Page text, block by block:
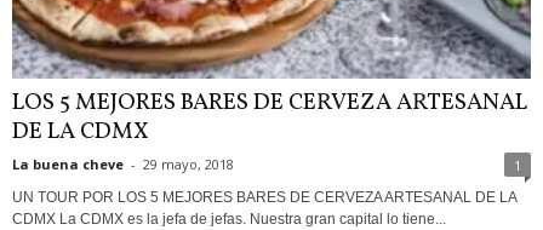
LOS 5 MEJORES BARES DE CERVEZA ARTESANAL
DE LA CDMX
La buena cheve - 29 mayo, 2018 1
UN TOUR POR LOS 5 MEJORES BARES DE CERVEZA ARTESANAL DE LA
CDMX La CDMX es la jefa de jefas. Nuestra gran capital lo tiene...